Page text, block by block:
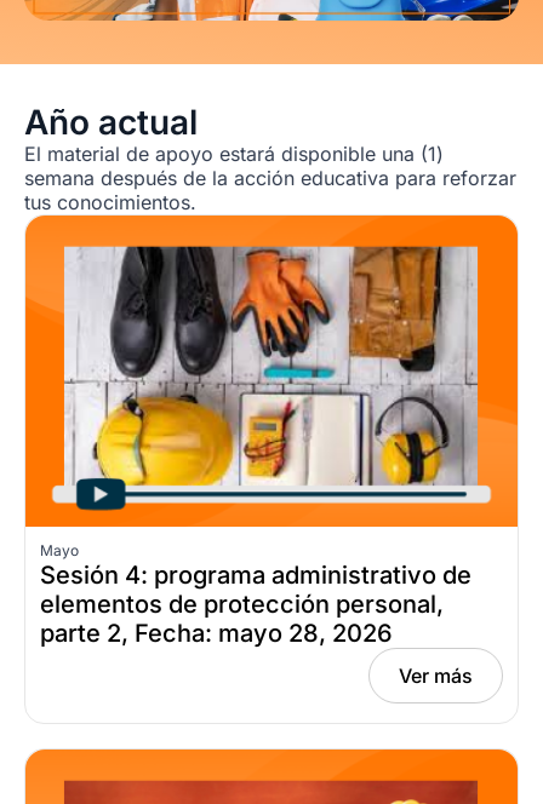
Año actual
El material de apoyo estará disponible una (1)
semana después de la acción educativa para reforzar
tus conocimientos.
Mayo
Sesión 4: programa administrativo de
elementos de protección personal,
parte 2, Fecha: mayo 28, 2026
Ver más